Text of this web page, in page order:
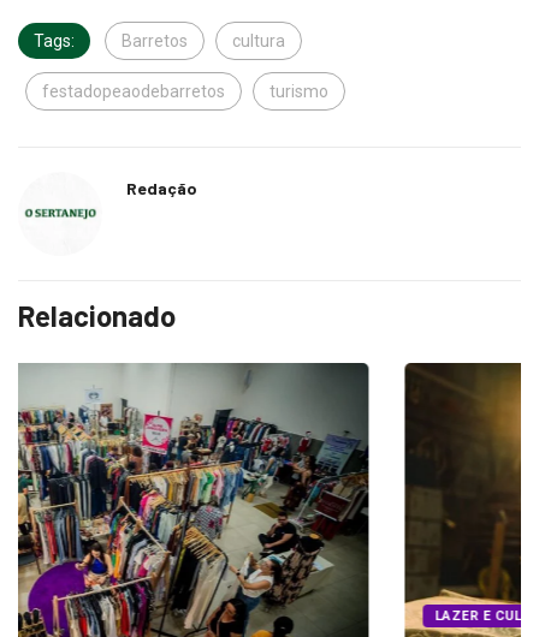
Tags: Barretos cultura
festadopeaodebarretos turismo
Redação
Relacionado
LAZER E CULTURA